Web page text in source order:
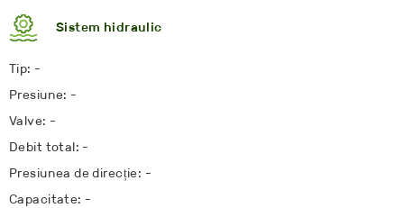
Sistem hidraulic
Tip: -
Presiune: -
Valve: -
Debit total: -
Presiunea de direcție: -
Capacitate: -